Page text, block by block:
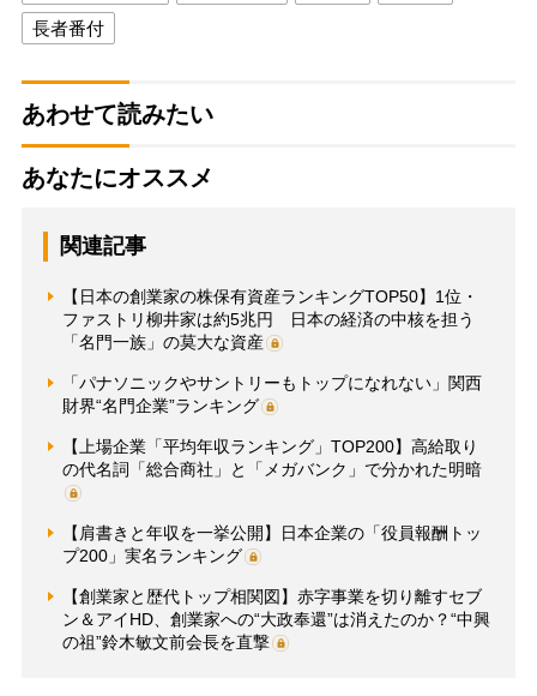
長者番付
あわせて読みたい
あなたにオススメ
関連記事
【日本の創業家の株保有資産ランキングTOP50】1位・
ファストリ柳井家は約5兆円 日本の経済の中核を担う
「名門一族」の莫大な資産
「パナソニックやサントリーもトップになれない」関西
財界“名門企業”ランキング
【上場企業「平均年収ランキング」TOP200】高給取り
の代名詞「総合商社」と「メガバンク」で分かれた明暗
【肩書きと年収を一挙公開】日本企業の「役員報酬トッ
プ200」実名ランキング
【創業家と歴代トップ相関図】赤字事業を切り離すセブ
ン＆アイHD、創業家への“大政奉還”は消えたのか？“中興
の祖”鈴木敏文前会長を直撃